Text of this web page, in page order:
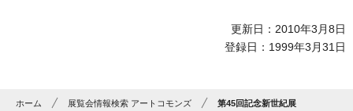
更新日：2010年3月8日
登録日：1999年3月31日
ホーム 展覧会情報検索 アートコモンズ 第45回記念新世紀展